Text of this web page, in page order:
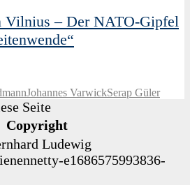
Vilnius – Der NATO-Gipfel
Johannes VarwickSerap Güler
Seite
Copyright
Ludewig
e1686575993836-